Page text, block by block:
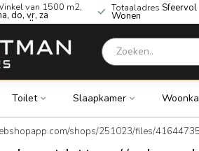
van 1500 m2,
do, vr, za
Totaaladres Sfeervol
Wonen
Toilet Slaapkamer
shops/251023/files/